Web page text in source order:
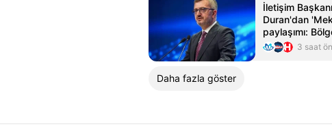
İletişim
Duran'dan
paylaşımı:
istikrarın
katkılar
3 saat
Daha fazla göster